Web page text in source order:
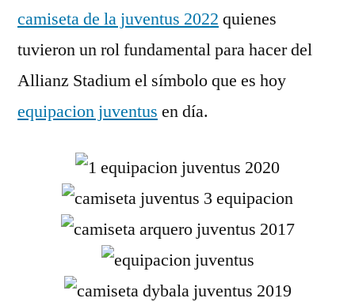
camiseta de la juventus 2022 quienes
tuvieron un rol fundamental para hacer del
Allianz Stadium el símbolo que es hoy
equipacion juventus en día.